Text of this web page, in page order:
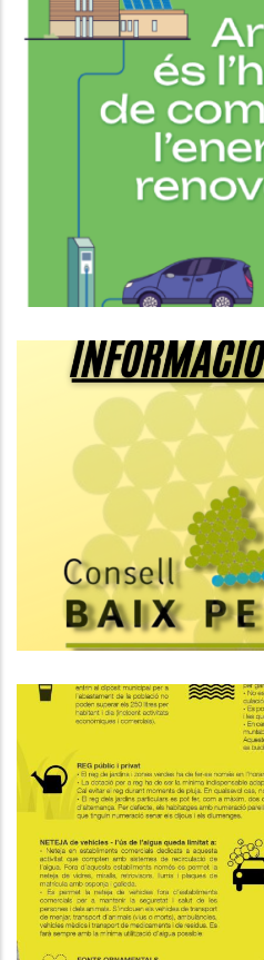
"Sobirania
Necessites
Comunitat
Medi
Nou Servei Per
Municipis Rurals
El Baix
Situació
Aquesta
Medi